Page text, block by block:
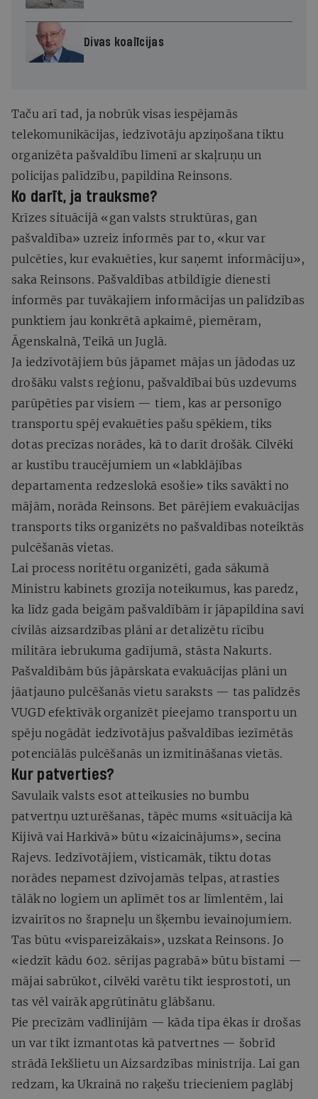
Divas koalīcijas
Taču arī tad, ja nobrūk visas iespējamās
telekomunikācijas, iedzīvotāju apziņošana tiktu
organizēta pašvaldību līmenī ar skaļruņu un
policijas palīdzību, papildina Reinsons.
Ko darīt, ja trauksme?
Krīzes situācijā «gan valsts struktūras, gan
pašvaldība» uzreiz informēs par to, «kur var
pulcēties, kur evakuēties, kur saņemt informāciju»,
saka Reinsons. Pašvaldības atbildīgie dienesti
informēs par tuvākajiem informācijas un palīdzības
punktiem jau konkrētā apkaimē, piemēram,
Āgenskalnā, Teikā un Juglā.
Ja iedzīvotājiem būs jāpamet mājas un jādodas uz
drošāku valsts reģionu, pašvaldībai būs uzdevums
parūpēties par visiem — tiem, kas ar personīgo
transportu spēj evakuēties pašu spēkiem, tiks
dotas precīzas norādes, kā to darīt drošāk. Cilvēki
ar kustību traucējumiem un «labklājības
departamenta redzeslokā esošie» tiks savākti no
mājām, norāda Reinsons. Bet pārējiem evakuācijas
transports tiks organizēts no pašvaldības noteiktās
pulcēšanās vietas.
Lai process noritētu organizēti, gada sākumā
Ministru kabinets grozīja noteikumus, kas paredz,
ka līdz gada beigām pašvaldībām ir jāpapildina savi
civilās aizsardzības plāni ar detalizētu rīcību
militāra iebrukuma gadījumā, stāsta Nakurts.
Pašvaldībām būs jāpārskata evakuācijas plāni un
jāatjauno pulcēšanās vietu saraksts — tas palīdzēs
VUGD efektīvāk organizēt pieejamo transportu un
spēju nogādāt iedzīvotājus pašvaldības iezīmētās
potenciālās pulcēšanās un izmitināšanas vietās.
Kur patverties?
Savulaik valsts esot atteikusies no bumbu
patvertņu uzturēšanas, tāpēc mums «situācija kā
Kijivā vai Harkivā» būtu «izaicinājums», secina
Rajevs. Iedzīvotājiem, visticamāk, tiktu dotas
norādes nepamest dzīvojamās telpas, atrasties
tālāk no logiem un aplīmēt tos ar līmlentēm, lai
izvairītos no šrapneļu un šķembu ievainojumiem.
Tas būtu «vispareizākais», uzskata Reinsons. Jo
«iedzīt kādu 602. sērijas pagrabā» būtu bīstami —
mājai sabrūkot, cilvēki varētu tikt iesprostoti, un
tas vēl vairāk apgrūtinātu glābšanu.
Pie precīzām vadlīnijām — kāda tipa ēkas ir drošas
un var tikt izmantotas kā patvertnes — šobrīd
strādā Iekšlietu un Aizsardzības ministrija. Lai gan
redzam, ka Ukrainā no raķešu triecieniem paglābj